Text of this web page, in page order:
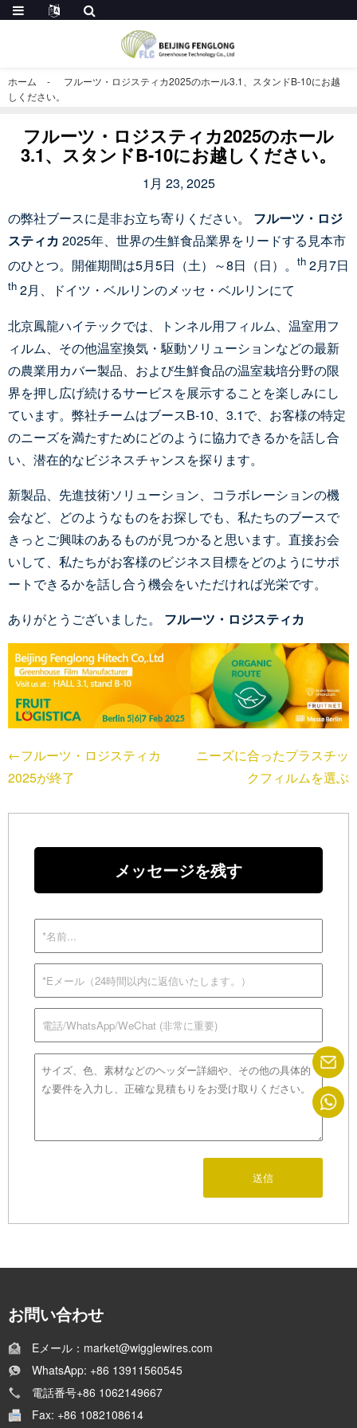
ホーム
フルーツ・ロジスティカ2025のホール3.1、スタンドB-10にお越
しください。
フルーツ・ロジスティカ2025のホール
3.1、スタンドB-10にお越しください。
1月 23, 2025
の弊社ブースに是非お立ち寄りください。 フルーツ・ロジ
スティカ 2025年、世界の生鮮食品業界をリードする見本市
のひとつ。開催期間は5月5日（土）～8日（日）。 th 2月7日
th 2月、ドイツ・ベルリンのメッセ・ベルリンにて
北京鳳龍ハイテックでは、トンネル用フィルム、温室用フ
ィルム、その他温室換気・駆動ソリューションなどの最新
の農業用カバー製品、および生鮮食品の温室栽培分野の限
界を押し広げ続けるサービスを展示することを楽しみにし
ています。弊社チームはブースB-10、3.1で、お客様の特定
のニーズを満たすためにどのように協力できるかを話し合
い、潜在的なビジネスチャンスを探ります。
新製品、先進技術ソリューション、コラボレーションの機
会など、どのようなものをお探しでも、私たちのブースで
きっとご興味のあるものが見つかると思います。直接お会
いして、私たちがお客様のビジネス目標をどのようにサポ
ートできるかを話し合う機会をいただければ光栄です。
ありがとうございました。 フルーツ・ロジスティカ
←フルーツ・ロジスティカ
2025が終了
ニーズに合ったプラスチッ
クフィルムを選ぶ
メッセージを残す
送信
お問い合わせ
Eメール：market@wigglewires.com
WhatsApp: +86 13911560545
電話番号+86 1062149667
Fax: +86 1082108614